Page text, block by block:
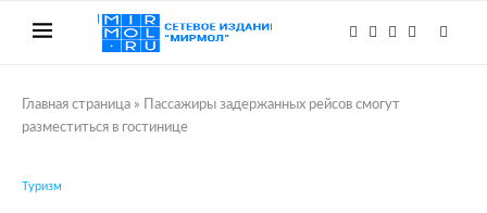
Главная страница »
Пассажиры задержанных рейсов смогут
разместиться в гостинице
Туризм